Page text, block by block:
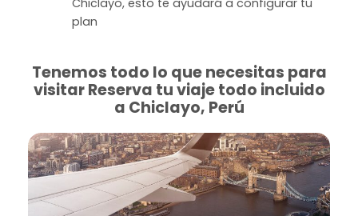
Chiclayo, esto te ayudará a configurar tu
plan
Tenemos todo lo que necesitas para
visitar Reserva tu viaje todo incluido
a Chiclayo, Perú